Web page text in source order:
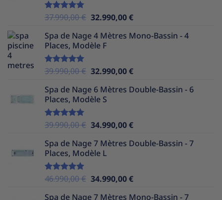
Note5.00
37.990,00€ Le
initial
était :
32.990,00€Le
actuel
Spa de Nage 4 Mètres Mono-Bassin - 4
Places, Modèle F
Note5.00
39.990,00€ Le
initial
était :
32.990,00€Le
actuel
Spa de Nage 6 Mètres Double-Bassin - 6
Places, Modèle S
Note5.00
39.990,00€ Le
initial
était :
34.990,00€Le
actuel
Spa de Nage 7 Mètres Double-Bassin - 7
Places, Modèle L
Note5.00
46.990,00€ Le
34.990,00€Le
Spa de Nage 7 Mètres Mono-Bassin - 7